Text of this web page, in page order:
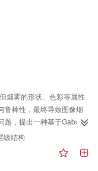
平移和不同噪声水平等
对T72 8类变体目标进行
。对10类目标（包括不
型训练与测试，分别达
模型结构识别精度。结论
的特征，学习目标图像的
，同时在标准操作条件下
烟雾的形状、色彩等属性
鲁棒性，最终导致图像烟
题，提出一种基于Gabor滤
个Gabor卷积单元，包括
响应浓缩；然后，将Gabor
直方图特征，以上Gabor卷
级结构